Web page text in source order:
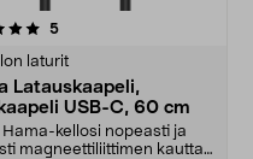
5arvostelut
laturit
Latauskaapeli,
USB-C, 60 cm
Hama-kellosi nopeasti ja
magneettiliittimen kautta.
4.5 viidestä